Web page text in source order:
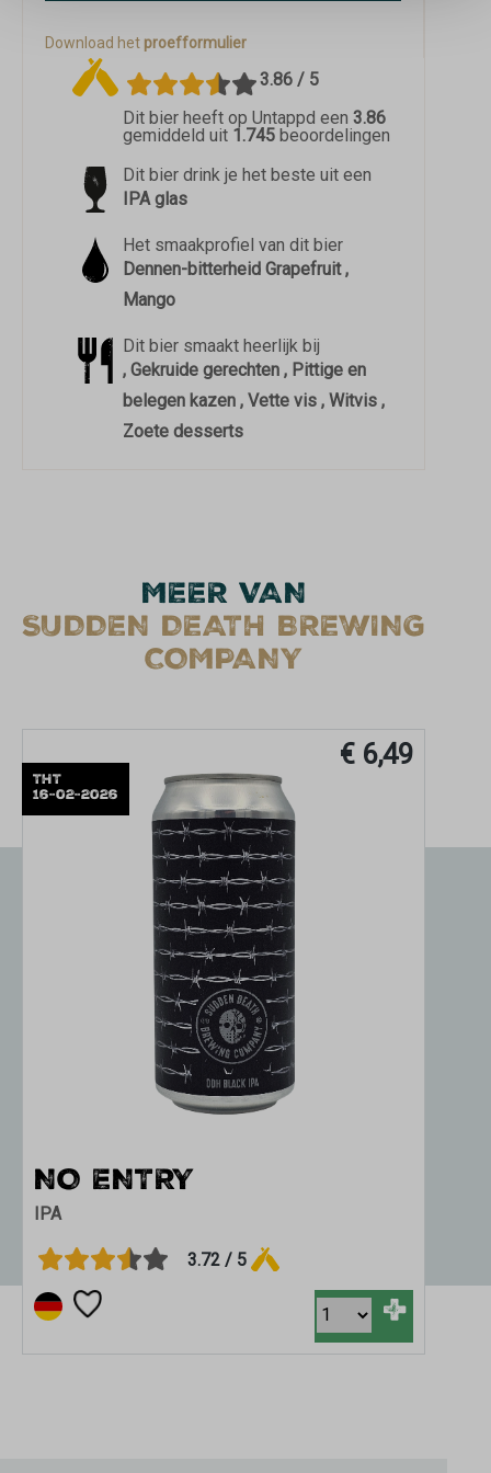
Download het proefformulier
3.86 / 5
Dit bier heeft op Untappd een 3.86
gemiddeld uit 1.745 beoordelingen
Dit bier drink je het beste uit een
IPA glas
Het smaakprofiel van dit bier
Dennen-bitterheid Grapefruit ,
Mango
Dit bier smaakt heerlijk bij
, Gekruide gerechten , Pittige en
belegen kazen , Vette vis , Witvis ,
Zoete desserts
MEER VAN
SUDDEN DEATH BREWING
COMPANY
THT
16-02-2026
€ 6,49
NO ENTRY
IPA
3.72 / 5
+